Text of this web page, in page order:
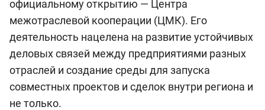
официальному открытию — Центра
межотраслевой кооперации (ЦМК). Его
деятельность нацелена на развитие устойчивых
деловых связей между предприятиями разных
отраслей и создание среды для запуска
совместных проектов и сделок внутри региона и
не только.